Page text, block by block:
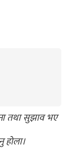
तथा सुझाव भए
होला।